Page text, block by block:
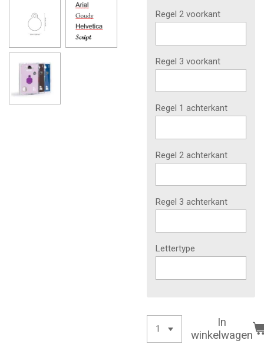
Regel 2 voorkant
Regel 3 voorkant
Regel 1 achterkant
Regel 2 achterkant
Regel 3 achterkant
Lettertype
In
winkelwagen